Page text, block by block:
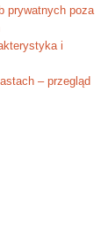
prywatnych poza
i
– przegląd